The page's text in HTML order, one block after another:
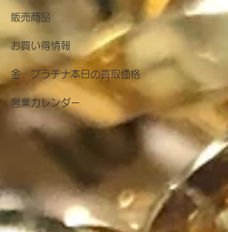
販売商品
お買い得情報
金・プラチナ本日の買取価格
営業カレンダー